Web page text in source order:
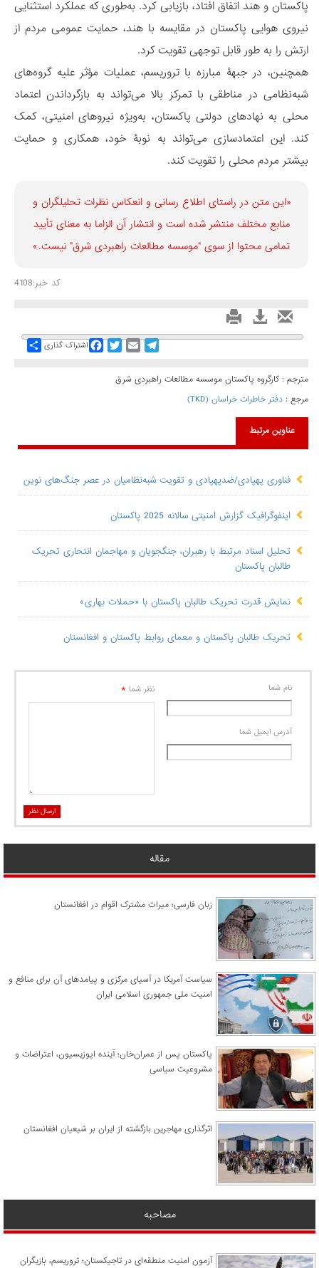
پاکستان و هند اتفاق افتاد، بازیابی کرد. به‌طوری که عملکرد استثنایی
نیروی هوایی پاکستان در مقایسه با هند، حمایت عمومی مردم از
ارتش را به طور قابل توجهی تقویت کرد.
همچنین، در جبهۀ مبارزه با تروریسم، عملیات مؤثر علیه گروه‌های
شبه‌نظامی در مناطقی با تمرکز بالا می‌تواند به بازگرداندن اعتماد
محلی به نهادهای دولتی پاکستان، به‌ویژه نیروهای امنیتی، کمک
کند. این اعتمادسازی می‌تواند به نوبۀ خود، همکاری و حمایت
بیشتر مردم محلی را تقویت کند.
«این متن در راستای اطلاع رسانی و انعكاس نظرات تحليلگران و
منابع مختلف منتشر شده است و انتشار آن الزاما به معنای تأیید
تمامی محتوا از سوی "موسسه مطالعات راهبردی شرق" نیست.»
کد خبر:4108
Share اشتراک گذاری
FacebookTwitterEmail
Telegram
مترجم : کارگروه پاکستان موسسه مطالعات راهبردی شرق
مرجع : دفتر خاطرات خراسان (TKD)
عناوین مرتبط
فناوری پهپادی/ضدپهپادی و تقویت شبه‌نظامیان در عصر جنگ‌های نوین
اینفوگرافیک گزارش امنیتی سالانه 2025 پاکستان
تحلیل اسناد مرتبط با رهبران، جنگجویان و مهاجمان انتحاری تحریک
طالبان پاکستان
نمایش قدرت تحریک طالبان پاکستان با «حملات بهاری»
تحریک طالبان پاکستان و معمای روابط پاکستان و افغانستان
نام شما
آدرس ايميل شما
نظر شما *
ارسال نظر
مقاله
زبان فارسی؛ میراث مشترک اقوام در افغانستان
سیاست آمریکا در آسیای مرکزی و پیامدهای آن برای منافع و
امنیت ملی جمهوری اسلامی ایران
پاکستان پس از عمران‌خان؛ آینده اپوزیسیون، اعتراضات و
مشروعیت سیاسی
اثرگذاری مهاجرین بازگشته از ایران بر شیعیان افغانستان
مصاحبه
آزمون امنیت منطقه‌ای در تاجیکستان؛ تروریسم، بازیگران